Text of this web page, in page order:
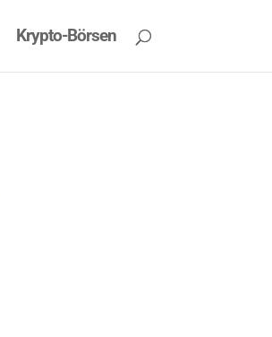
Krypto-Börsen